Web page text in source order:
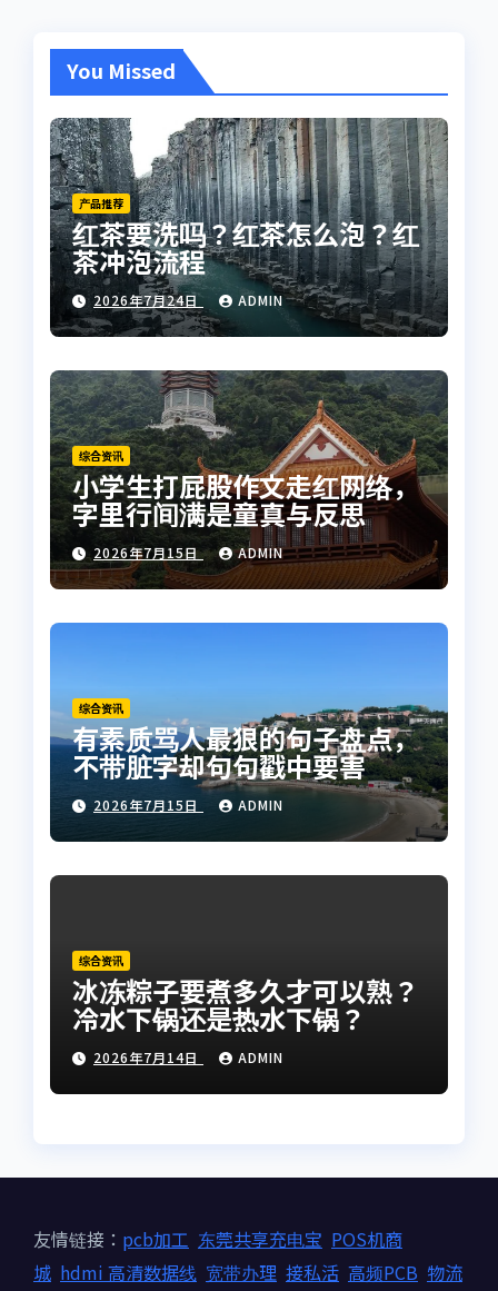
You Missed
产品推荐
红茶要洗吗？红茶怎么泡？红
茶冲泡流程
2026年7月24日 ADMIN
综合资讯
小学生打屁股作文走红网络，
字里行间满是童真与反思
2026年7月15日 ADMIN
综合资讯
有素质骂人最狠的句子盘点，
不带脏字却句句戳中要害
2026年7月15日 ADMIN
综合资讯
冰冻粽子要煮多久才可以熟？
冷水下锅还是热水下锅？
2026年7月14日 ADMIN
友情链接： pcb加工 东莞共享充电宝 POS机商
城 hdmi 高清数据线 宽带办理 接私活 高频PCB 物流